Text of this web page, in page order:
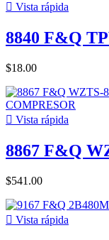
 Vista rápida
8840 F&Q
$18.00
 Vista rápida
8867 F&Q
$541.00
 Vista rápida